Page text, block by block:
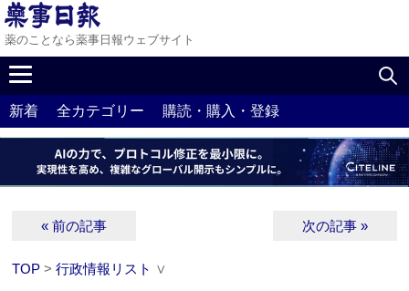
薬のことなら薬事日報ウェブサイト
新着 全カテゴリー 購読・購入・登録
« 前の記事 次の記事 »
TOP >行政情報リスト ∨